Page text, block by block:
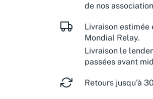
de nos
Livraison estimée
Mondial Relay.
Livraison le
passées avant
Retours jusqu'à